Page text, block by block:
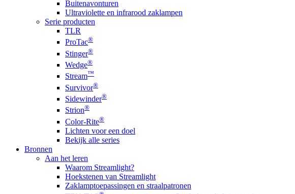
Buitenavonturen
Ultraviolette en infrarood zaklampen
Serie producten
TLR
ProTac®
Stinger®
Wedge®
Stream™
Survivor®
Sidewinder®
Strion®
Color-Rite®
Lichten voor een doel
Bekijk alle series
Bronnen
Aan het leren
Waarom Streamlight?
Hoekstenen van Streamlight
Zaklamptoepassingen en straalpatronen